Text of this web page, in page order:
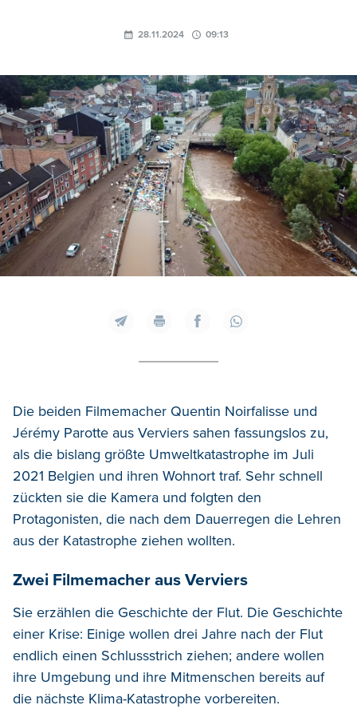
28.11.2024 09:13
Die beiden Filmemacher Quentin Noirfalisse und
Jérémy Parotte aus Verviers sahen fassungslos zu,
als die bislang größte Umweltkatastrophe im Juli
2021 Belgien und ihren Wohnort traf. Sehr schnell
zückten sie die Kamera und folgten den
Protagonisten, die nach dem Dauerregen die Lehren
aus der Katastrophe ziehen wollten.
Zwei Filmemacher aus Verviers
Sie erzählen die Geschichte der Flut. Die Geschichte
einer Krise: Einige wollen drei Jahre nach der Flut
endlich einen Schlussstrich ziehen; andere wollen
ihre Umgebung und ihre Mitmenschen bereits auf
die nächste Klima-Katastrophe vorbereiten.